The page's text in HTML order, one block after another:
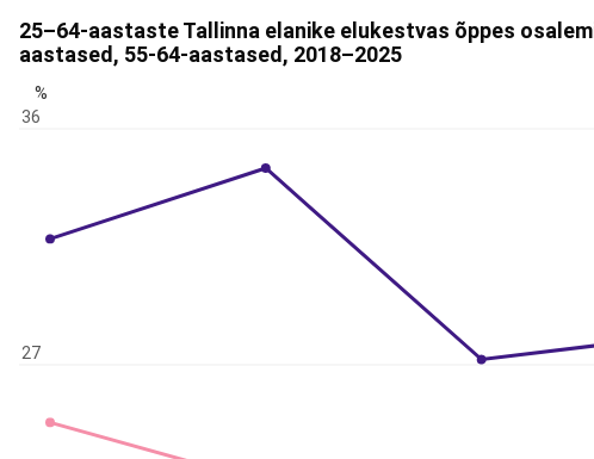
25–64-aastaste Tallinna elanike elukestvas õppes
aastased, 55-64-aastased, 2018–2025
27
36
%